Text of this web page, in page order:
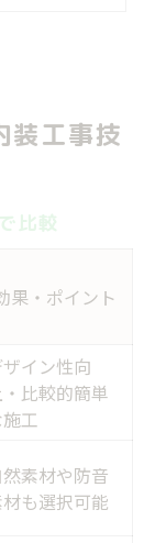
向
技術比較表
るポイント
得法
る
す役割
する理由
関係
コツ
装工事技
比較
果・ポイント
イン性向
比較的簡単
工
然素材や防音
も選択可能